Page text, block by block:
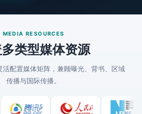
MEDIA RESOURCES
类型媒体资源
活配置媒体矩阵，兼顾曝光、背书、区域
传播与国际传播。